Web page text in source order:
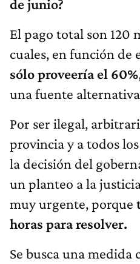
de junio?
El pago total son 120
cuales, en función de
sólo proveería el 60%
una fuente
Por ser ilegal,
provincia y a todos
la decisión del
un planteo a la
muy urgente, porque
horas para resolver.
Se busca una